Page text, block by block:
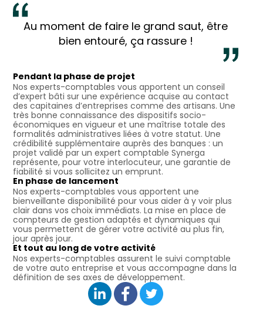
Au moment de faire le grand saut, être
bien entouré, ça rassure !
Pendant la phase de projet
Nos experts-comptables vous apportent un conseil
d’expert bâti sur une expérience acquise au contact
des capitaines d’entreprises comme des artisans. Une
très bonne connaissance des dispositifs socio-
économiques en vigueur et une maîtrise totale des
formalités administratives liées à votre statut. Une
crédibilité supplémentaire auprès des banques : un
projet validé par un expert comptable Synerga
représente, pour votre interlocuteur, une garantie de
fiabilité si vous sollicitez un emprunt.
En phase de lancement
Nos experts-comptables vous apportent une
bienveillante disponibilité pour vous aider à y voir plus
clair dans vos choix immédiats. La mise en place de
compteurs de gestion adaptés et dynamiques qui
vous permettent de gérer votre activité au plus fin,
jour après jour.
Et tout au long de votre activité
Nos experts-comptables assurent le suivi comptable
de votre auto entreprise et vous accompagne dans la
définition de ses axes de développement.